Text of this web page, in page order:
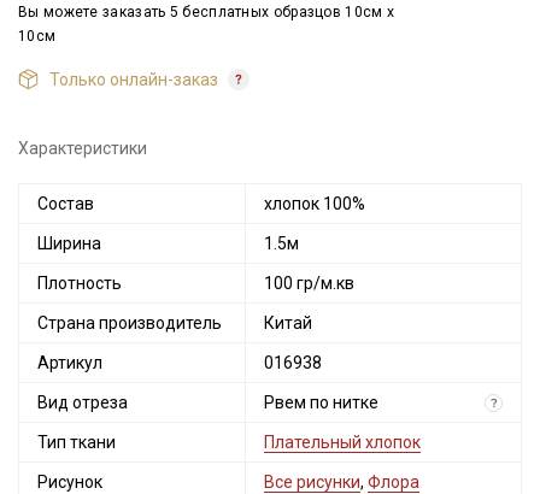
Вы можете заказать 5 бесплатных образцов 10см x
10см
Только онлайн-заказ
Характеристики
Состав хлопок 100%
Ширина 1.5м
Плотность 100 гр/м.кв
Страна производитель Китай
Артикул 016938
Вид отреза Рвем по нитке ?
Тип ткани Плательный хлопок
Рисунок Все рисунки, Флора